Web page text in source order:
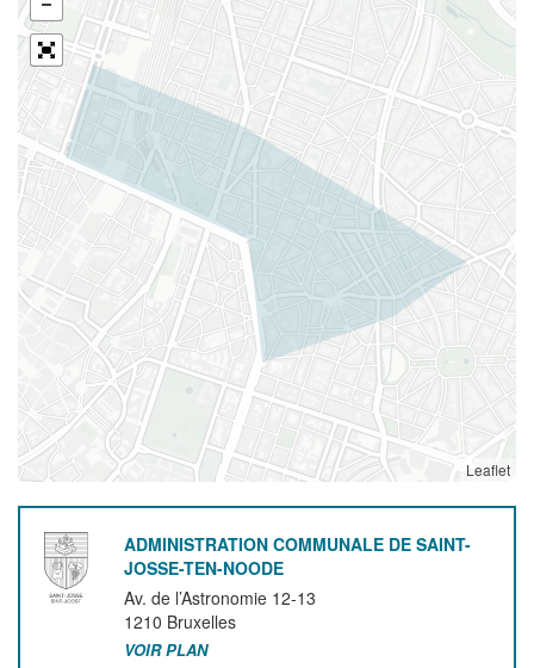
Leaflet
ADMINISTRATION COMMUNALE DE SAINT-
JOSSE-TEN-NOODE
Av. de l’Astronomie 12-13
1210 Bruxelles
VOIR PLAN